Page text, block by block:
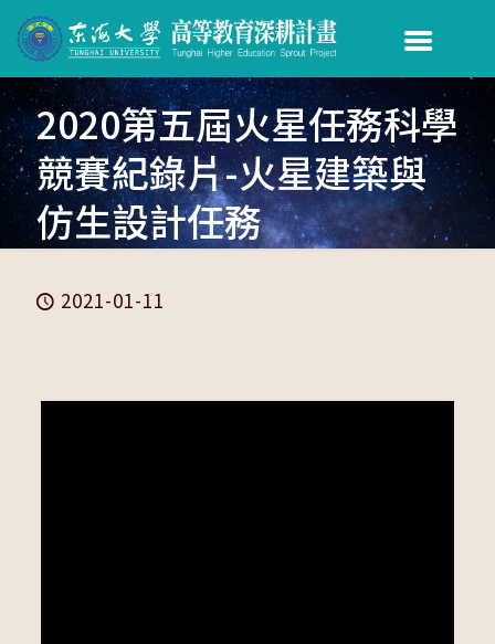
2020第五屆火星任務科學
競賽紀錄片-火星建築與
仿生設計任務
2021-01-11